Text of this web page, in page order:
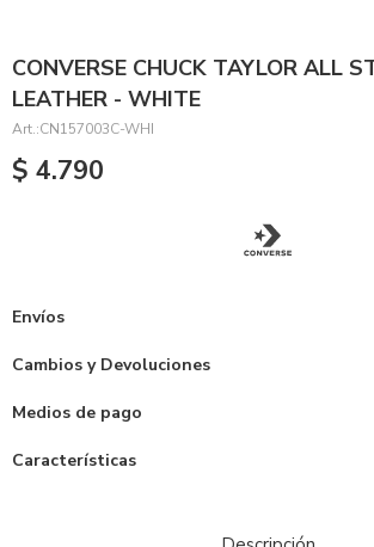
CONVERSE CHUCK TAYLOR ALL
LEATHER - WHITE
CN157003C-WHI
$ 4.790
Envíos
Cambios y Devoluciones
Medios de pago
Características